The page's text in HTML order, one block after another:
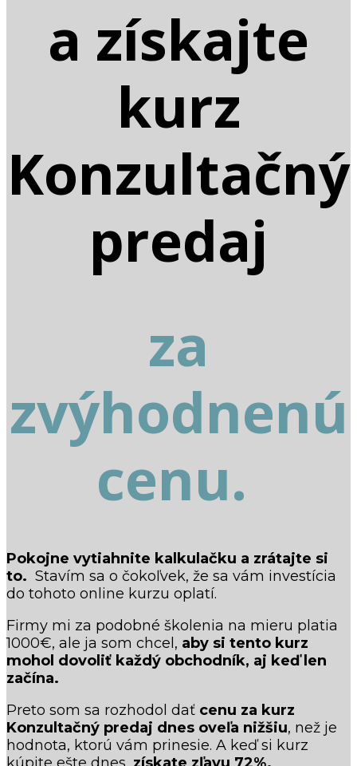
a získajte
kurz
Konzultačný
predaj
za
zvýhodnenú
cenu.
Pokojne vytiahnite kalkulačku a zrátajte si
to. Stavím sa o čokoľvek, že sa vám investícia
do tohoto online kurzu oplatí.
Firmy mi za podobné školenia na mieru platia
1000€, ale ja som chcel, aby si tento kurz
mohol dovoliť každý obchodník, aj keď len
začína.
Preto som sa rozhodol dať cenu za kurz
Konzultačný predaj dnes oveľa nižšiu, než je
hodnota, ktorú vám prinesie. A keď si kurz